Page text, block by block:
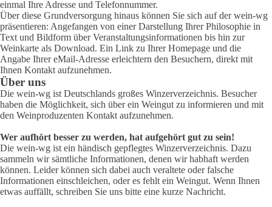
einmal Ihre Adresse und Telefonnummer.
Über diese Grundversorgung hinaus können Sie sich auf der wein-wg
präsentieren: Angefangen von einer Darstellung Ihrer Philosophie in
Text und Bildform über Veranstaltungsinformationen bis hin zur
Weinkarte als Download. Ein Link zu Ihrer Homepage und die
Angabe Ihrer eMail-Adresse erleichtern den Besuchern, direkt mit
Ihnen Kontakt aufzunehmen.
Über uns
Die wein-wg ist Deutschlands großes Winzerverzeichnis. Besucher
haben die Möglichkeit, sich über ein Weingut zu informieren und mit
den Weinproduzenten Kontakt aufzunehmen.
Wer aufhört besser zu werden, hat aufgehört gut zu sein!
Die wein-wg ist ein händisch gepflegtes Winzerverzeichnis. Dazu
sammeln wir sämtliche Informationen, denen wir habhaft werden
können. Leider können sich dabei auch veraltete oder falsche
Informationen einschleichen, oder es fehlt ein Weingut. Wenn Ihnen
etwas auffällt, schreiben Sie uns bitte eine kurze Nachricht.